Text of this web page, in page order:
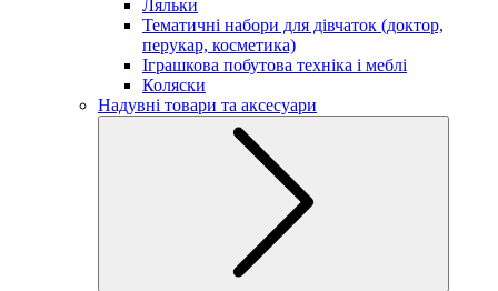
Ляльки
Тематичні набори для дівчаток (доктор,
перукар, косметика)
Іграшкова побутова техніка і меблі
Коляски
Надувні товари та аксесуари